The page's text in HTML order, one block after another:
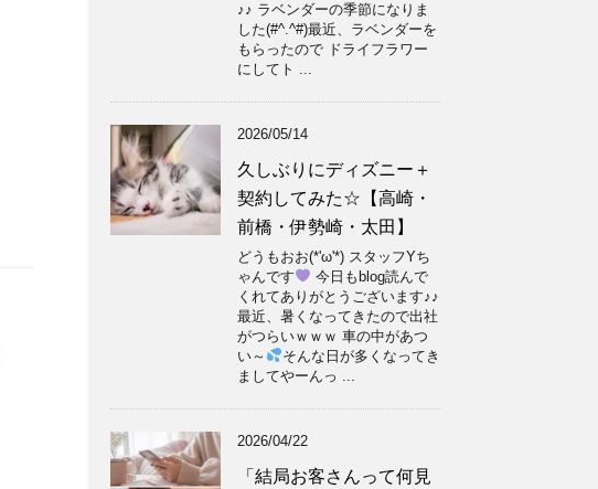
♪♪ ラベンダーの季節になりま
した(#^.^#)最近、ラベンダーを
もらったので ドライフラワー
にしてト ...
2026/05/14
久しぶりにディズニー＋
契約してみた☆【高崎・
前橋・伊勢崎・太田】
どうもおお(*'ω'*) スタッフYち
ゃんです
今日もblog読んで
くれてありがとうございます♪♪
最近、暑くなってきたので出社
がつらいｗｗｗ 車の中があつ
い～
そんな日が多くなってき
ましてやーんっ ...
2026/04/22
「結局お客さんって何見